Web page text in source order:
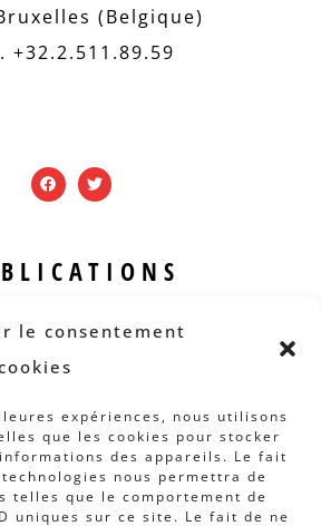
le consentement
expériences, nous utilisons
que les cookies pour stocker
des appareils. Le fait
nous permettra de
telles que le comportement de
uniques sur ce site. Le fait de ne
(Belgique)
+32.2.511.89.59
INFOS